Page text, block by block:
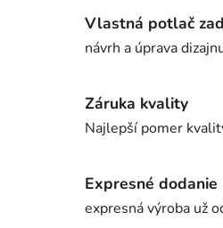
Vlastná potlač
návrh a úprava
Záruka kvality
Najlepší pomer
Expresné dodanie
expresná výroba už